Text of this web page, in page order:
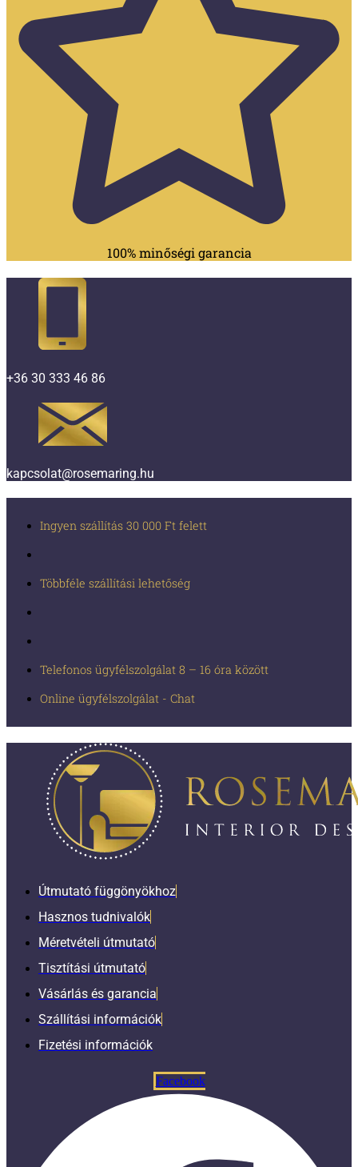
100% minőségi garancia
+36 30 333 46 86
kapcsolat@rosemaring.hu
Ingyen szállítás 30 000 Ft felett
Többféle szállítási lehetőség
Telefonos ügyfélszolgálat 8 – 16 óra között
Online ügyfélszolgálat - Chat
Útmutató függönyökhoz
Hasznos tudnivalók
Méretvételi útmutató
Tisztítási útmutató
Vásárlás és garancia
Szállítási információk
Fizetési információk
Facebook